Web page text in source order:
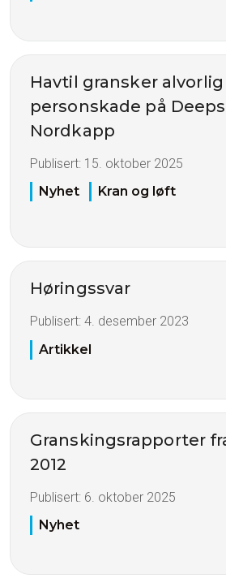
Havtil gransker alvorlig
personskade på
Nordkapp
Publisert: 15. oktober 2025
Nyhet
Kran og løft
Høringssvar
Publisert: 4. desember 2023
Artikkel
Granskingsrapporter
2012
Publisert: 6. oktober 2025
Nyhet